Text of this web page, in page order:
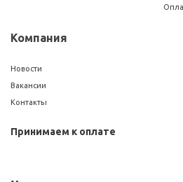
Компания
Новости
Вакансии
Контакты
Принимаем к оплате